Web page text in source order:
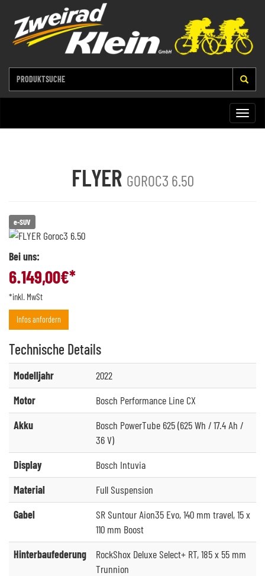
Toggle
FLYER GOROC3 6.50
e-SUV
Bei uns:
6.149,00€*
*inkl. MwSt
Infos anfordern
Technische Details
Modelljahr
2022
Motor
Bosch Performance Line CX
Akku
Bosch PowerTube 625 (625 Wh / 17.4 Ah /
36 V)
Display
Bosch Intuvia
Material
Full Suspension
Gabel
SR Suntour Aion35 Evo, 140 mm travel, 15 x
110 mm Boost
Hinterbaufederung
RockShox Deluxe Select+ RT, 185 x 55 mm
Trunnion